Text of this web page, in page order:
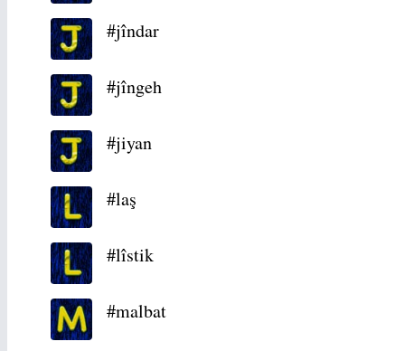
#jîndar
#jîngeh
#jiyan
#laş
#lîstik
#malbat